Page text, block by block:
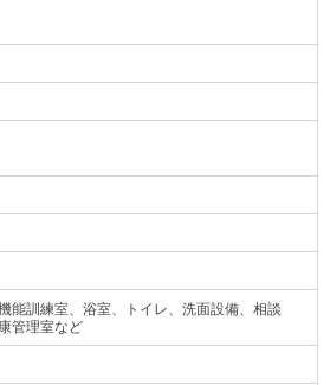
能訓練室、浴室、トイレ、洗面設備、相談
管理室など